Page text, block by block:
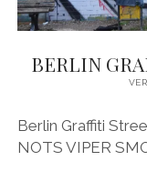
BERLIN
Berlin Graffiti
NOTS VIPER